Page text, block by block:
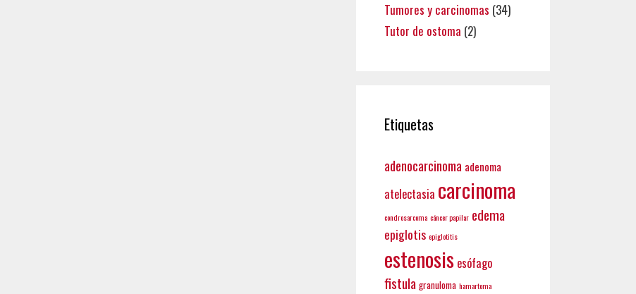
Tumores y carcinomas (34)
Tutor de ostoma (2)
Etiquetas
adenocarcinoma adenoma
atelectasia carcinoma
condrosarcoma cáncer papilar edema
epiglotis epiglotitis
estenosis esófago
fistula granuloma hamartoma